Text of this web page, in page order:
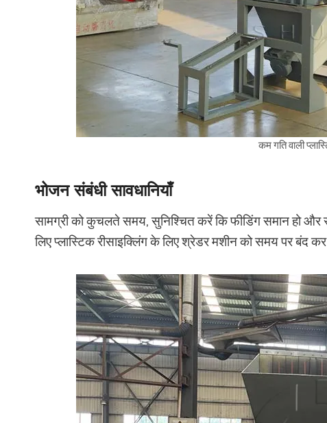
कम गति वाली
भोजन संबंधी सावधानियाँ
सामग्री को कुचलते समय, सुनिश्चित करें कि फीडिंग समान हो और
लिए प्लास्टिक रीसाइक्लिंग के लिए श्रेडर मशीन को समय पर बंद